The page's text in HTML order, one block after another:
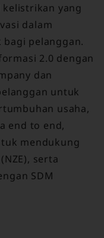
kelistrikan yang
dalam
pelanggan.
2.0 dengan
dan
untuk
usaha,
end to end,
mendukung
serta
SDM